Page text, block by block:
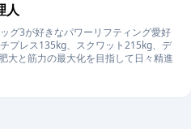
人
グ3が好きなパワーリフティング愛好
プレス135kg、スクワット215kg、デ
大と筋力の最大化を目指して日々精進